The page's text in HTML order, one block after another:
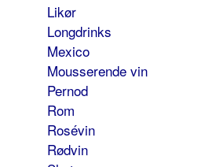
Likør
Longdrinks
Mexico
Mousserende vin
Pernod
Rom
Rosévin
Rødvin